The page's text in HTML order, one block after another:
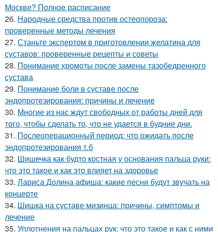
Москве? Полное расписание
26. Народные средства против остеопороза:
проверенные методы лечения
27. Станьте экспертом в приготовлении желатина для
суставов: проверенные рецепты и советы
28. Понимание хромоты после замены тазобедренного
сустава
29. Понимание боли в суставе после
эндопротезирования: причины и лечение
30. Многие из нас ждут свободных от работы дней для
того, чтобы сделать то, что не удается в будние дни.
31. Послеоперационный период: что ожидать после
эндопротезирования т.б
32. Шишечка как будто костная у основания пальца руки:
что это такое и как это влияет на здоровье
33. Лариса Долина афиша: какие песни будут звучать на
концерте
34. Шишка на суставе мизинца: причины, симптомы и
лечение
35. Уплотнения на пальцах рук: что это такое и как с ними